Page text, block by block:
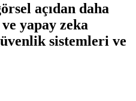
açıdan daha
yapay zeka
sistemleri ve